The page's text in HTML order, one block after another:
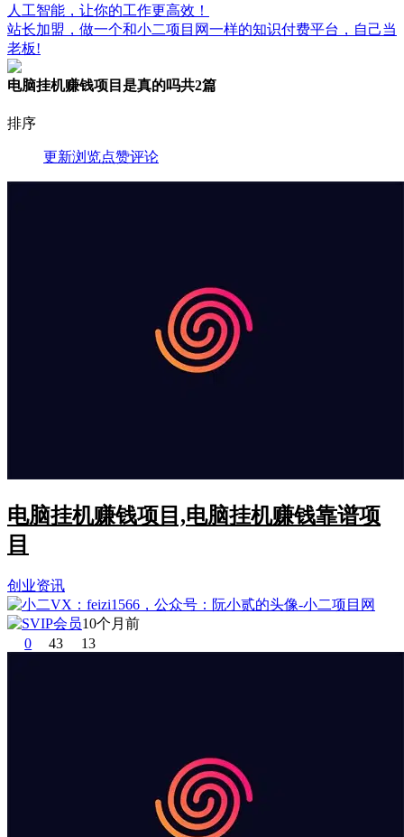
人工智能，让你的工作更高效！
站长加盟，做一个和小二项目网一样的知识付费平台，自己当
老板!
电脑挂机赚钱项目是真的吗共2篇
排序
更新浏览点赞评论
电脑挂机赚钱项目,电脑挂机赚钱靠谱项
目
创业资讯
10个月前
0
43 13